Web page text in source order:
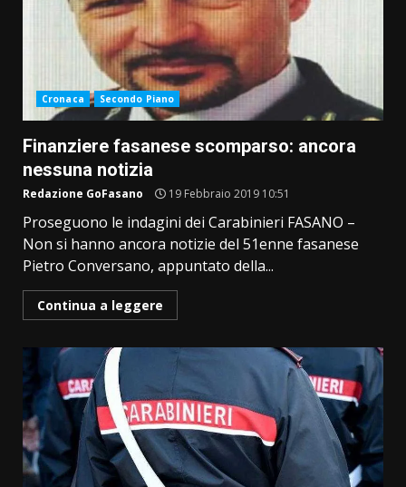
Cronaca Secondo Piano
Finanziere fasanese scomparso: ancora
nessuna notizia
Redazione GoFasano 19 Febbraio 2019 10:51
Proseguono le indagini dei Carabinieri FASANO –
Non si hanno ancora notizie del 51enne fasanese
Pietro Conversano, appuntato della...
Continua a leggere